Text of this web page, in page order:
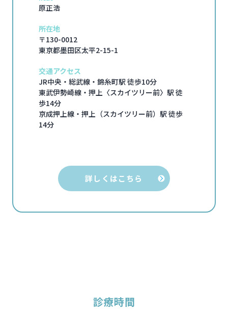
原正浩
所在地
〒130-0012
東京都墨田区太平2-15-1
交通アクセス
JR中央・総武線・錦糸町駅 徒歩10分
東武伊勢崎線・押上〈スカイツリー前〉駅 徒
歩14分
京成押上線・押上（スカイツリー前）駅 徒歩
14分
詳しくはこちら
診療時間